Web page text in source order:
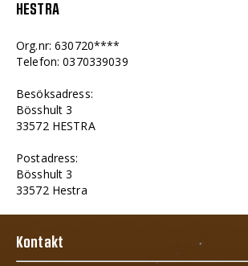
HESTRA
Org.nr: 630720****
Telefon: 0370339039
Besöksadress:
Bösshult 3
33572 HESTRA
Postadress:
Bösshult 3
33572 Hestra
Kontakt